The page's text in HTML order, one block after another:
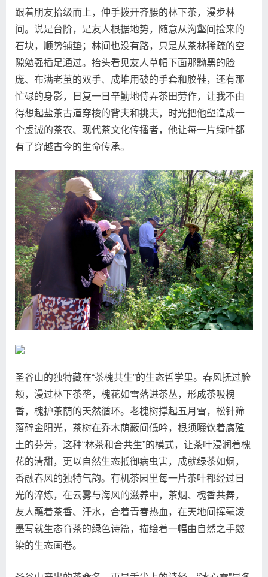
跟着朋友拾级而上，伸手拨开齐腰的林下茶，漫步林
间。说是台阶，是友人根据地势，随意从沟壑间捡来的
石块，顺势铺垫；林间也没有路，只是从茶林稀疏的空
隙勉强插足通过。抬头看见友人草帽下面那黝黑的脸
庞、布满老茧的双手、成堆用破的手套和胶鞋，还有那
忙碌的身影，日复一日辛勤地侍弄茶田劳作，让我不由
得想起盐茶古道穿梭的背夫和挑夫，时光把他塑造成一
个虔诚的茶农、现代茶文化传播者，他让每一片绿叶都
有了穿越古今的生命传承。
圣谷山的独特藏在“茶槐共生”的生态哲学里。春风抚过脸
颊，漫过林下茶垄，槐花如雪落进茶丛，形成茶吸槐
香，槐护茶荫的天然循环。老槐树撑起五月雪，松针筛
落碎金阳光，茶树在乔木荫蔽间低吟，根须啜饮着腐殖
土的芬芳，这种“林茶和合共生”的模式，让茶叶浸润着槐
花的清甜，更以自然生态抵御病虫害，成就绿茶如烟，
香融春风的独特气韵。有机茶园里每一片茶叶都经过日
光的淬炼，在云雾与海风的滋养中，茶烟、槐香共舞，
友人蘸着茶香、汗水，合着青春热血，在天地间挥毫泼
墨写就生态育茶的绿色诗篇，描绘着一幅由自然之手皴
染的生态画卷。